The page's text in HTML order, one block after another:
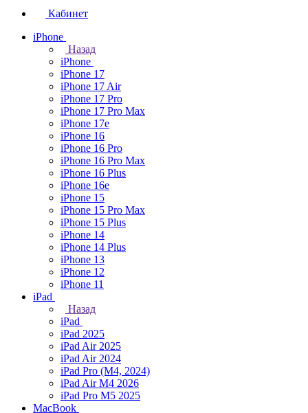
Кабинет
iPhone
Назад
iPhone
iPhone 17
iPhone 17 Air
iPhone 17 Pro
iPhone 17 Pro Max
iPhone 17e
iPhone 16
iPhone 16 Pro
iPhone 16 Pro Max
iPhone 16 Plus
iPhone 16e
iPhone 15
iPhone 15 Pro Max
iPhone 15 Plus
iPhone 14
iPhone 14 Plus
iPhone 13
iPhone 12
iPhone 11
iPad
Назад
iPad
iPad 2025
iPad Air 2025
iPad Air 2024
iPad Pro (M4, 2024)
iPad Air M4 2026
iPad Pro M5 2025
MacBook